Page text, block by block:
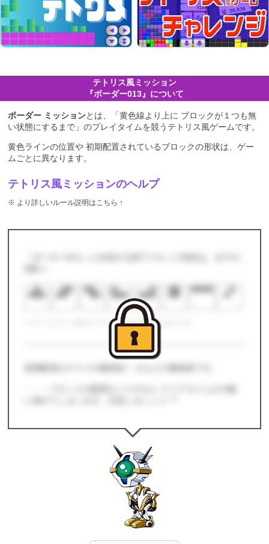
テトリス
ミッション
『ボーダー013』について
ボーダー ミッションとは、「黄色線より上に ブロックが１つも無
い状態にするまで」のプレイタイムを競う テトリス ゲームです。
黄色ラインの位置や 初期配置されているブロックの形状は、ゲー
ムごとに異なります。
テトリス風ミッションのヘルプ
※ より詳しいルール説明はこちら ↑
※ ゲームプレイ時の１マスは、全て同じ大きさです。